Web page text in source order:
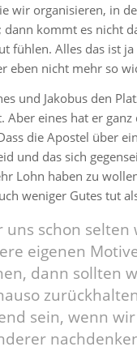
wir organisieren, in
dann kommt es nicht
fühlen. Alles das ist
eben nicht mehr so
und Jakobus den
Aber eines hat er ganz
die Apostel über
und das sich
Lohn haben zu
weniger Gutes tut
uns schon selten
eigenen
dann sollten
sein, wenn